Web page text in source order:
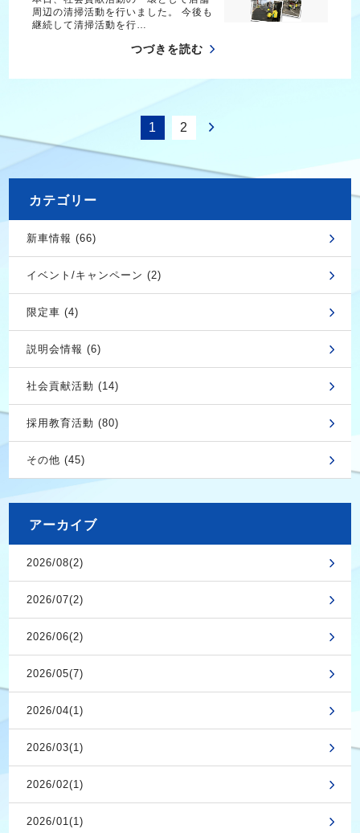
周辺の清掃活動を行いました。 今後も
継続して清掃活動を行…
つづきを読む
1 2
カテゴリー
新車情報 (66)
イベント/キャンペーン (2)
限定車 (4)
説明会情報 (6)
社会貢献活動 (14)
採用教育活動 (80)
その他 (45)
アーカイブ
2026/08(2)
2026/07(2)
2026/06(2)
2026/05(7)
2026/04(1)
2026/03(1)
2026/02(1)
2026/01(1)